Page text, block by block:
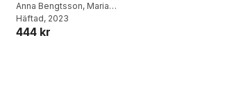
som exempel
Anna Bengtsson, Maria
Kempe Olsson
Necovski
Häftad, 2023
444 kr